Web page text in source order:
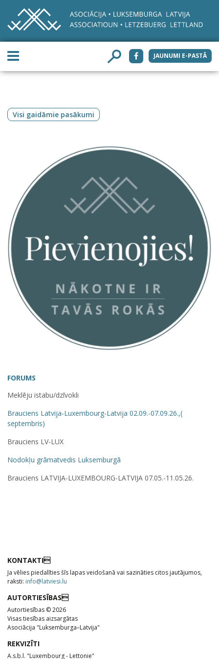
JAUNUMI E-PASTĀ
Visi gaidāmie pasākumi
FORUMS
Meklēju istabu/dzīvokli
Brauciens Latvija-Luxembourg-Latvija 02.09.-07.09.26.,(
septembris)
Brauciens LV-LUX
Nodokļu grāmatvedis Luksemburgā
Brauciens LATVIJA-LUXEMBOURG-LATVIJA 07.05.-11.05.26.
KONTAKTI
Ja vēlies piedalīties šīs lapas veidošanā vai sazināties citos jautājumos,
raksti: info@latviesi.lu
AUTORTIESĪBAS
Autortiesības © 2026
Visas tiesības aizsargātas
Asociācija "Luksemburga–Latvija"
REKVIZĪTI
A.s.b.l. "Luxembourg - Lettonie"